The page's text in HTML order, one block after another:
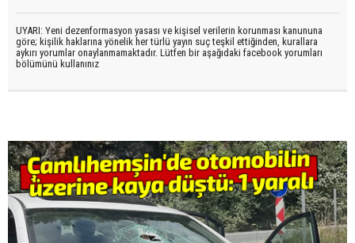
UYARI: Yeni dezenformasyon yasası ve kişisel verilerin korunması kanununa
göre; kişilik haklarına yönelik her türlü yayın suç teşkil ettiğinden, kurallara
aykırı yorumlar onaylanmamaktadır. Lütfen bir aşağıdaki facebook yorumları
bölümünü kullanınız